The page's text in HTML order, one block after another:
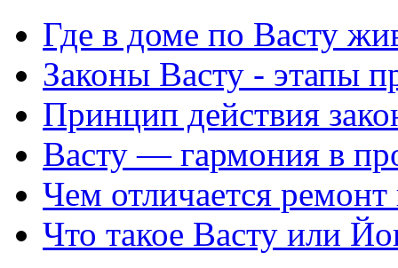
Где в доме по Васту
Законы Васту - этапы
Принцип действия
Васту — гармония в
Чем отличается
Что такое Васту или